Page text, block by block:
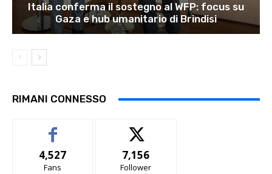
Italia conferma il sostegno al WFP: focus su
Gaza e hub umanitario di Brindisi
RIMANI CONNESSO
4,527
Fans
7,156
Follower